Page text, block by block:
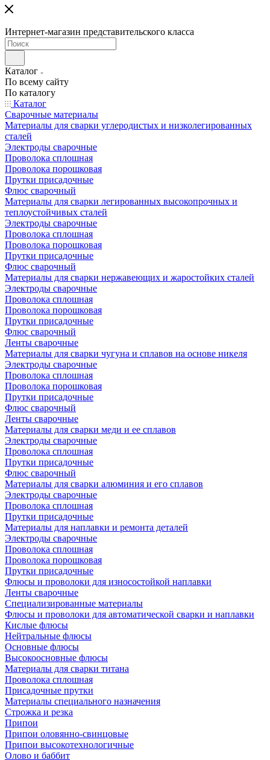
Интернет-магазин представительского класса
Каталог
По всему сайту
По каталогу
Каталог
Сварочные материалы
Материалы для сварки углеродистых и низколегированных
сталей
Электроды сварочные
Проволока сплошная
Проволока порошковая
Прутки присадочные
Флюс сварочный
Материалы для сварки легированных высокопрочных и
теплоустойчивых сталей
Электроды сварочные
Проволока сплошная
Проволока порошковая
Прутки присадочные
Флюс сварочный
Материалы для сварки нержавеющих и жаростойких сталей
Электроды сварочные
Проволока сплошная
Проволока порошковая
Прутки присадочные
Флюс сварочный
Ленты сварочные
Материалы для сварки чугуна и сплавов на основе никеля
Электроды сварочные
Проволока сплошная
Проволока порошковая
Прутки присадочные
Флюс сварочный
Ленты сварочные
Материалы для сварки меди и ее сплавов
Электроды сварочные
Проволока сплошная
Прутки присадочные
Флюс сварочный
Материалы для сварки алюминия и его сплавов
Электроды сварочные
Проволока сплошная
Прутки присадочные
Материалы для наплавки и ремонта деталей
Электроды сварочные
Проволока сплошная
Проволока порошковая
Прутки присадочные
Флюсы и проволоки для износостойкой наплавки
Ленты сварочные
Специализированные материалы
Флюсы и проволоки для автоматической сварки и наплавки
Кислые флюсы
Нейтральные флюсы
Основные флюсы
Высокоосновные флюсы
Материалы для сварки титана
Проволока сплошная
Присадочные прутки
Материалы специального назначения
Строжка и резка
Припои
Припои оловянно-свинцовые
Припои высокотехнологичные
Олово и баббит